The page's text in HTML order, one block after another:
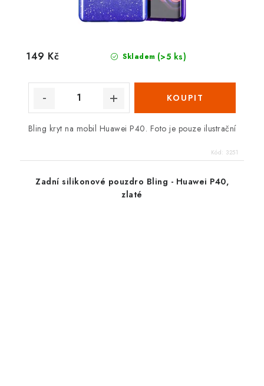
Skladem (>5 ks)
149 Kč
Bling kryt na mobil Huawei P40. Foto je pouze ilustrační
Kód: 3251
Zadní silikonové pouzdro Bling - Huawei P40,
zlaté